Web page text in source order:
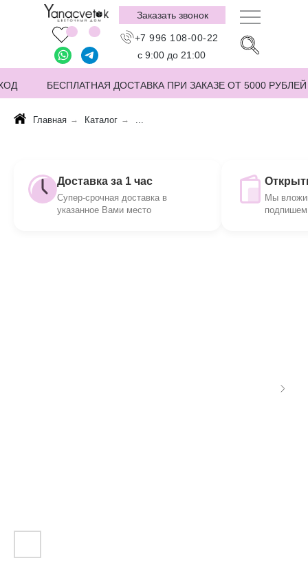
+7 996 108-00-22
Заказать звонок
БЕСПЛАТНАЯ ДОСТАВКА ПРИ ЗАКАЗЕ ОТ 5000 РУБЛЕЙ
с 9:00 до 21:00
Главная → Каталог → ...
Доставка за 1 час
Супер-срочная доставка в
указанное Вами место
Мы